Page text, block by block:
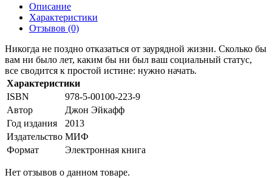
Описание
Характеристики
Отзывов (0)
Никогда не поздно отказаться от заурядной жизни. Сколько бы
вам ни было лет, каким бы ни был ваш социальный статус,
все сводится к простой истине: нужно начать.
Характеристики
ISBN
978-5-00100-223-9
Автор
Джон Эйкафф
Год издания
2013
Издательство МИФ
Формат
Электронная книга
Нет отзывов о данном товаре.